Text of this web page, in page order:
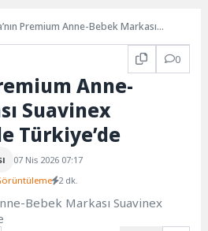
Premium Anne-Bebek Markası
0
Anne-
Suavinex
Türkiye’de
07 Nis 2026 07:17
2 dk.